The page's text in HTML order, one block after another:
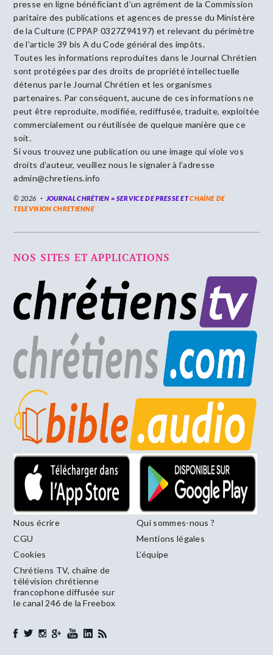
presse en ligne bénéficiant d’un agrément de la Commission
paritaire des publications et agences de presse du Ministère
de la Culture (CPPAP 0327Z94197) et relevant du périmètre
de l’article 39 bis A du Code général des impôts.
Toutes les informations reproduites dans le Journal Chrétien
sont protégées par des droits de propriété intellectuelle
détenus par le Journal Chrétien et les organismes
partenaires. Par conséquent, aucune de ces informations ne
peut être reproduite, modifiée, rediffusée, traduite, exploitée
commercialement ou réutilisée de quelque manière que ce
soit.
Si vous trouvez une publication ou une image qui viole vos
droits d’auteur, veuillez nous le signaler à l’adresse
admin@chretiens.info
© 2026 JOURNAL CHRÉTIEN = SERVICE DE PRESSE ETCHAÎNE DE
TELEVISION CHRETIENNE
NOS SITES ET APPLICATIONS
Nous écrire
Qui sommes-nous ?
CGU
Mentions légales
Cookies
L’équipe
Chrétiens TV, chaîne de
télévision chrétienne
francophone diffusée sur
le canal 246 de la Freebox